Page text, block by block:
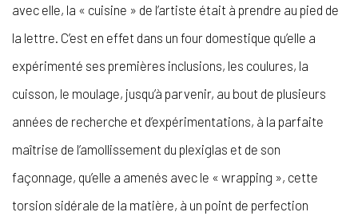
avec elle, la « cuisine » de l’artiste était à prendre au pied de
la lettre. C’est en effet dans un four domestique qu’elle a
expérimenté ses premières inclusions, les coulures, la
cuisson, le moulage, jusqu’à parvenir, au bout de plusieurs
années de recherche et d’expérimentations, à la parfaite
maîtrise de l’amollissement du plexiglas et de son
façonnage, qu’elle a amenés avec le « wrapping », cette
torsion sidérale de la matière, à un point de perfection